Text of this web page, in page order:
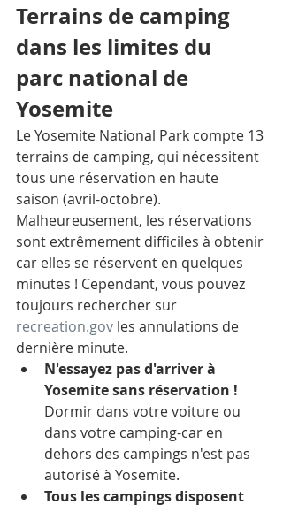
Terrains de camping
dans les limites du
parc national de
Yosemite
Le Yosemite National Park compte 13
terrains de camping, qui nécessitent
tous une réservation en haute
saison (avril-octobre).
Malheureusement, les réservations
sont extrêmement difficiles à obtenir
car elles se réservent en quelques
minutes ! Cependant, vous pouvez
toujours rechercher sur
recreation.gov les annulations de
dernière minute.
N'essayez pas d'arriver à
Yosemite sans réservation !
Dormir dans votre voiture ou
dans votre camping-car en
dehors des campings n'est pas
autorisé à Yosemite.
Tous les campings disposent